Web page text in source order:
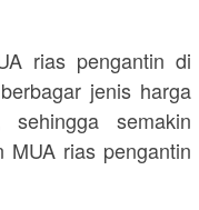
rias pengantin di
jenis harga
semakin
MUA rias pengantin